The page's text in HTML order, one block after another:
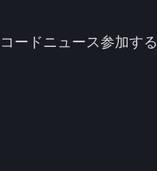
コードニュース参加する